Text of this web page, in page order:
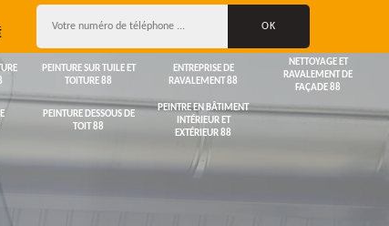
PEINTURE SUR TUILE ET
TOITURE 88
ENTREPRISE DE
RAVALEMENT 88
NETTOYAGE ET
RAVALEMENT DE
FAÇADE 88
PEINTURE DESSOUS DE
TOIT 88
PEINTRE EN BÂTIMENT
INTÉRIEUR ET
EXTÉRIEUR 88